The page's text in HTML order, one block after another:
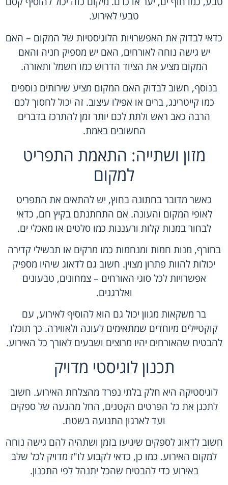
טבעי לאירוע.
כדאי לבדוק את האפשרויות הלוגיסטיות של המקום – האם
יש גישה נוחה לאורחים, האם יש מספיק חניה והאם
המקום מציע את הציוד הדרוש כמו חשמל ותאורה.
בנוסף, חשוב לבדוק האם המקום מציע שירותים נוספים
כמו קייטרינג, ברים או אפילו עיצוב. זה יכול לחסוך לכם
הרבה כאב ראש ולתת לכם יותר זמן להתרכז בדברים
החשובים באמת.
מזון ושתייה: התאמת התפריט
למקום
כאשר מדובר בחתונה בחוץ, יש להתאים את התפריט
לאופי המקום והעונה. אם התחתנתם בקיץ חם, כדאי
לבחור במנות קלות ורעננות כמו סלטים או מאכלי ים.
בחורף, מנות חמות ומנחמות כמו מרקים או תבשילי קדירה
יכולות להוות פתרון מצוין. חשוב גם לדאוג שיהיו מספיק
אפשרויות לכל סוגי האורחים – צמחונים, טבעונים
ואלרגנים.
בר משקאות מגוון יכול גם הוא להוסיף לאירוע, עם
קוקטיילים מיוחדים שמתאימים לעונה ולאווירה. כך תוכלו
להבטיח שהאורחים יהיו מרוצים ושבעים לאורך כל האירוע.
תכנון לוגיסטי מדויק
לוגיסטיקה היא חלק בלתי נפרד מהצלחת האירוע. חשוב
לתכנן את כל הפרטים הקטנים, החל מהגעה של ספקים
ועד לארגון התנועה בשטח.
חשוב לדאוג לספקים שיגיעו בזמן ושתהיה להם גישה נוחה
למקום האירוע. כמו כן, כדאי לקבוע לו"ז מדויק לכל שלב
באירוע כדי להבטיח שהכל יתנהל לפי התכנון.